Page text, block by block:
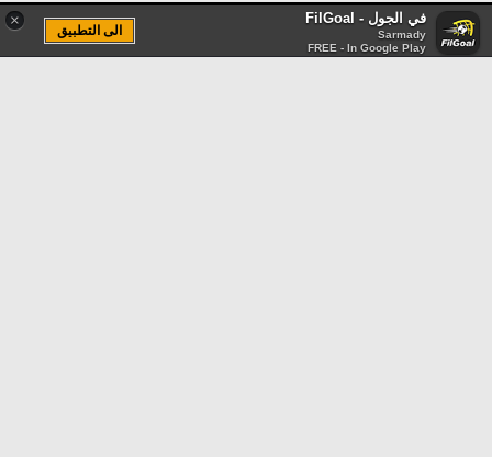
× في الجول - FilGoal
Sarmady
FREE - In Google Play
الى التطبيق